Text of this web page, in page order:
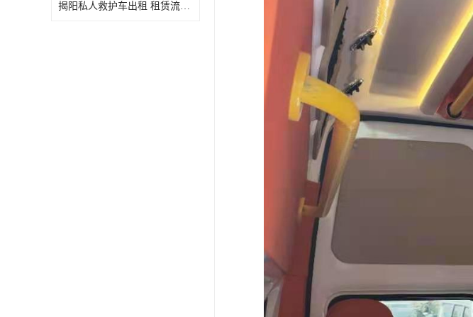
揭阳私人救护车出租 租赁流程简单 长途跨省